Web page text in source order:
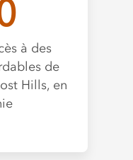
à des
de
Hills, en